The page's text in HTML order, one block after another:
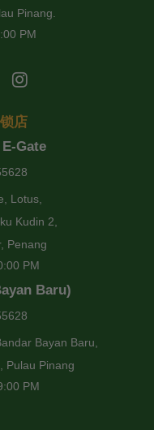
Pinang.
PM
店
Gate
Lotus,
Kudin 2,
Penang
PM
Baru)
Bayan Baru,
Pulau Pinang
PM